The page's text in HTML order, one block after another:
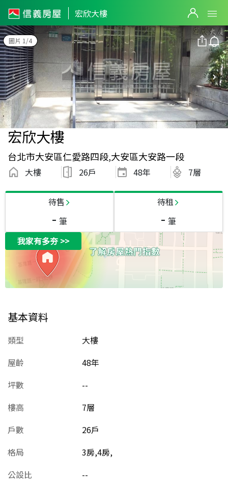
宏欣大樓
圖片 1/4
宏欣大樓
台北市大安區仁愛路四段,大安區大安路一段
大樓 26戶 48年 7層
待售
- 筆
待租
- 筆
我家有多夯>>
基本資料
類型
大樓
屋齡
48年
坪數
--
樓高
7層
戶數
26戶
格局
3房,4房,
公設比
--